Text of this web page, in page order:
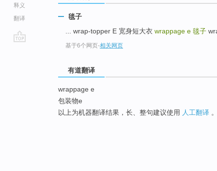
释义
翻译
毯子
... wrap-topper E 宽身短大衣 wrappage e 毯子
基于6个网页-相关网页
有道翻译
wrappage e
包装物e
以上为机器翻译结果，长、整句建议使用 人工翻译